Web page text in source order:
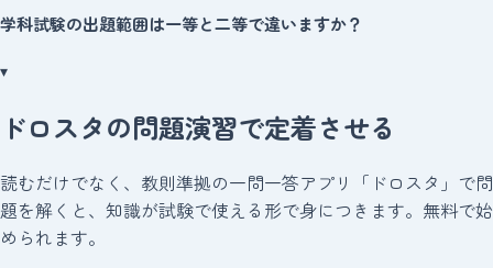
学科試験の出題範囲は一等と二等で違いますか？
▾
ドロスタの問題演習で定着させる
読むだけでなく、教則準拠の一問一答アプリ「ドロスタ」で問
題を解くと、知識が試験で使える形で身につきます。無料で始
められます。